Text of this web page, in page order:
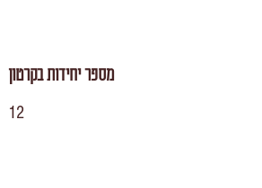
מספר יחידות בקרטון
12